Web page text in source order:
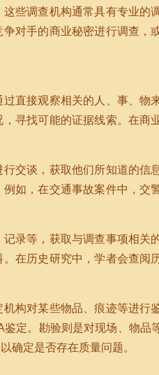
些调查机构通常具有专业的
对手的商业秘密进行调查，
直接观察相关的人、事、物
寻找可能的证据线索。在商
交谈，获取他们所知道的信
如，在交通事故案件中，交
录等，获取与调查事项相关
在历史研究中，学者会查阅
构对某些物品、痕迹等进行
定。勘验则是对现场、物品
确定是否存在质量问题。